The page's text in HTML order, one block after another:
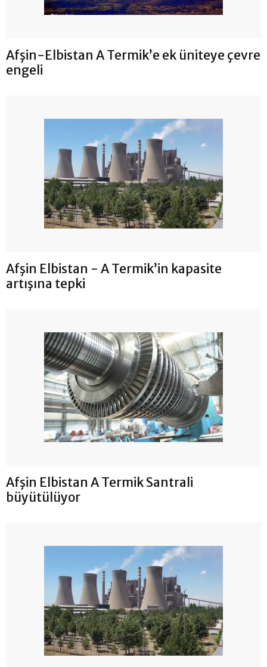
Afşin-Elbistan A Termik’e ek üniteye çevre
engeli
Afşin Elbistan - A Termik’in kapasite
artışına tepki
Afşin Elbistan A Termik Santrali
büyütülüyor